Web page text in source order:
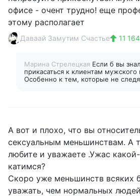
офисе - очент трудно! еще
этому располагает
Даваай Замутим Счастье 11 164
Марина Стрелецкая Если б вы
прикасаться к клиентам мужского
Особенно к тем, которые не
А вот и плохо, что вы
сексуальным меньшинствам. А
любите и уважаете .Ужас
катимся?
Скоро уже меньшинств всяких
уважать, чем нормальных